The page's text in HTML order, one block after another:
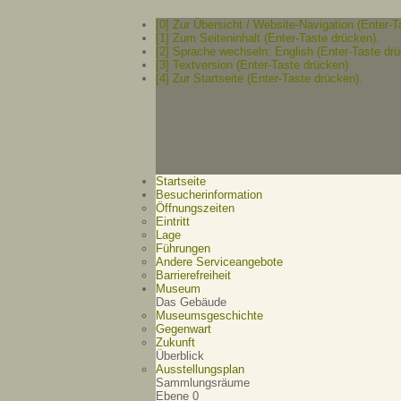
[0] Zur Übersicht / Website-Navigation (Enter-
[1] Zum Seiteninhalt (Enter-Taste drücken).
[2] Sprache wechseln: English (Enter-Taste
[3] Textversion (Enter-Taste drücken)
[4] Zur Startseite (Enter-Taste drücken).
Startseite
Besucherinformation
Öffnungszeiten
Eintritt
Lage
Führungen
Andere Serviceangebote
Barrierefreiheit
Museum
Das Gebäude
Museumsgeschichte
Gegenwart
Zukunft
Überblick
Ausstellungsplan
Sammlungsräume
Ebene 0